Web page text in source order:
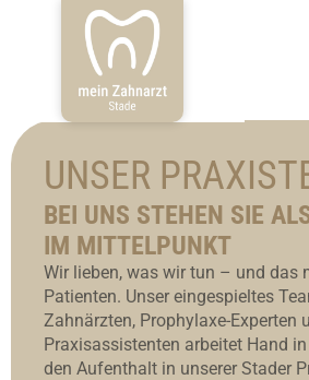
UNSER
BEI UNS STEHEN SIE
IM MITTELPUNKT
Wir lieben, was wir tun – und das
Patienten. Unser eingespieltes
Zahnärzten, Prophylaxe-Experten
Praxisassistenten arbeitet Hand
den Aufenthalt in unserer Stader